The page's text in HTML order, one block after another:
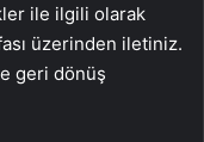
ile ilgili olarak
üzerinden iletiniz.
geri dönüş